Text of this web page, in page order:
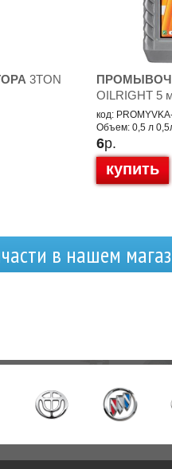
3TON
OILRIGHT 5
код:
Объем: 0,5 л
6р.
купить
в нашем